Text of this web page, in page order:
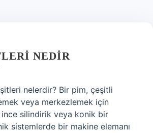
NEDIR
nelerdir? Bir pim, çeşitli
veya merkezlemek için
ince silindirik veya konik bir
sistemlerde bir makine elemanı